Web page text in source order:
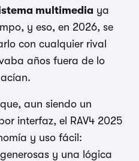
multimedia ya
y eso, en 2026, se
con cualquier rival
años fuera de lo
aun siendo un
interfaz, el RAV4 2025
y uso fácil:
y una lógica